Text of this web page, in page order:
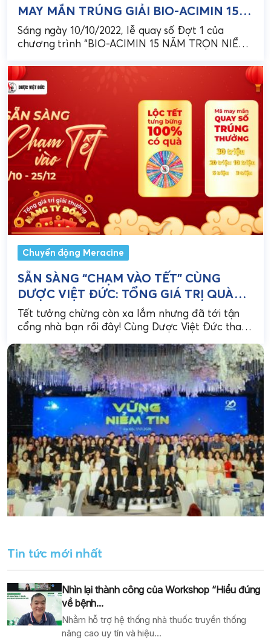
MAY MẮN TRÚNG GIẢI BIO-ACIMIN 15
NĂM TRỌN NIỀM TIN – TRIỆU QUÀ TRI
ÂN (ĐỢT 1)
Sáng ngày 10/10/2022, lễ quay số Đợt 1 của
chương trình “BIO-ACIMIN 15 NĂM TRỌN NIỀM
Chuyển động Meracine
SẴN SÀNG “CHẠM VÀO TẾT” CÙNG
DƯỢC VIỆT ĐỨC: TỔNG GIÁ TRỊ QUÀ
TẶNG TỚI 5 TỶ ĐỒNG ĐANG CHỜ BẠN!
Tết tưởng chừng còn xa lắm nhưng đã tới tận
cổng nhà bạn rồi đây! Cùng Dược Việt Đức tham
Tin tức mới nhất
Nhìn lại thành công của Workshop “Hiểu đúng
về bệnh...
Nhằm hỗ trợ hệ thống nhà thuốc truyền thống
nâng cao uy tín và hiệu...